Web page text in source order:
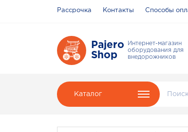
Рассрочка Контакты Способы
Pajero
Shop
Интернет-магазин
оборудования для
внедорожников
Каталог